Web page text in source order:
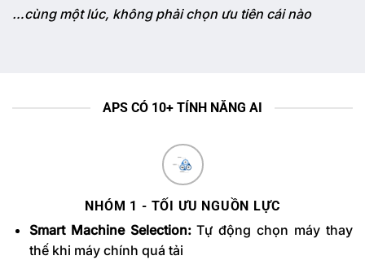
…cùng một lúc, không phải chọn ưu tiên cái nào
APS CÓ 10+ TÍNH NĂNG AI
NHÓM 1 - TỐI ƯU NGUỒN LỰC
Smart Machine Selection:Tự động chọn máy thay
thế khi máy chính quá tải